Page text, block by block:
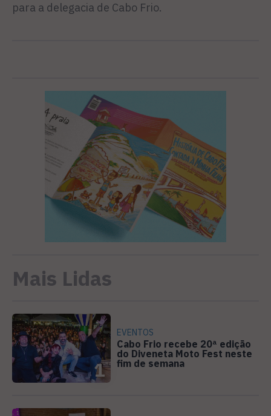
para a delegacia de Cabo Frio.
Mais Lidas
1
EVENTOS
Cabo Frio recebe 20ª edição
do Diveneta Moto Fest neste
fim de semana